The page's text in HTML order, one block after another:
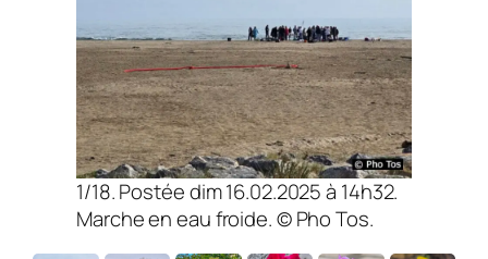
1/18. Postée dim 16.02.2025 à 14h32.
Marche en eau froide. © Pho Tos.